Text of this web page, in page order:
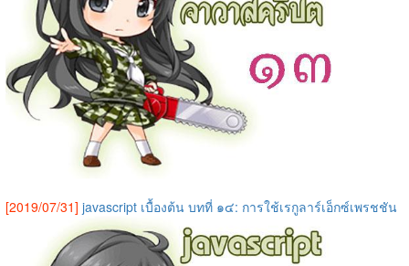
[2019/07/31] javascript เบื้องต้น บทที่ ๑๔: การใช้เรกูลาร์เอ็กซ์เพรชชัน